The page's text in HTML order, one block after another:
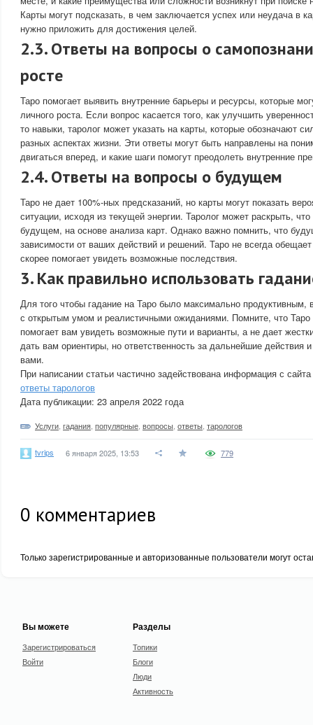
Карты могут подсказать, в чем заключается успех или неудача в
нужно приложить для достижения целей.
2.3. Ответы на вопросы о
росте
Таро помогает выявить внутренние барьеры и ресурсы, которые
личного роста. Если вопрос касается того, как улучшить
то навыки, таролог может указать на карты, которые обозначают
разных аспектах жизни. Эти ответы могут быть направлены на
двигаться вперед, и какие шаги помогут преодолеть внутренние
2.4. Ответы на вопросы о будущем
Таро не дает 100%-ных предсказаний, но карты могут показать
ситуации, исходя из текущей энергии. Таролог может раскрыть,
будущем, на основе анализа карт. Однако важно помнить, что
зависимости от ваших действий и решений. Таро не всегда
скорее помогает увидеть возможные последствия.
3. Как правильно использовать
Для того чтобы гадание на Таро было максимально продуктивным,
с открытым умом и реалистичными ожиданиями. Помните, что
помогает вам увидеть возможные пути и варианты, а не дает
дать вам ориентиры, но ответственность за дальнейшие действия
вами.
При написании статьи частично задействована информация с
ответы тарологов
Дата публикации: 23 апреля 2022 года
Услуги гадания популярные вопросы ответы тарологов
tvrips 6 января 2025, 13:53 779
0 комментариев
Только зарегистрированные и авторизованные пользователи могут
Вы можете
Зарегистрироваться
Войти
Разделы
Топики
Блоги
Люди
Активность